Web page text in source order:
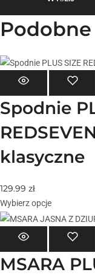
Spodnie
klasyczne
129.99 zł
Wybierz opcje
MSARA